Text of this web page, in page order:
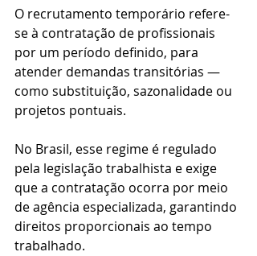
O recrutamento temporário refere-
se à contratação de profissionais
por um período definido, para
atender demandas transitórias —
como substituição, sazonalidade ou
projetos pontuais.
No Brasil, esse regime é regulado
pela legislação trabalhista e exige
que a contratação ocorra por meio
de agência especializada, garantindo
direitos proporcionais ao tempo
trabalhado.